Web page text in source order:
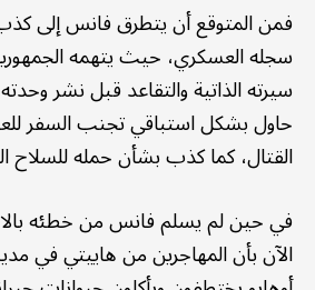
فمن المتوقع أن يتطرق فانس إلى
سجله العسكري، حيث يتهمه
سيرته الذاتية والتقاعد قبل نشر
حاول بشكل استباقي تجنب السفر
القتال، كما كذب بشأن حمله للسلاح
في حين لم يسلم فانس من خطئه
الآن بأن المهاجرين من هاييتي في